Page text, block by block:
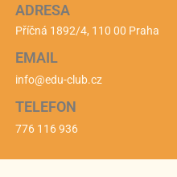
ADRESA
Příčná 1892/4, 110 00 Praha
EMAIL
info@edu-club.cz
TELEFON
776 116 936